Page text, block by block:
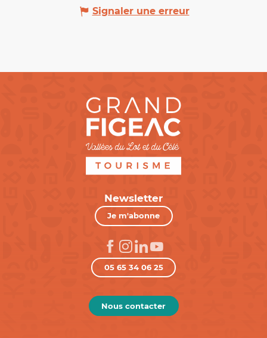
Signaler une erreur
Newsletter
Je m'abonne
05 65 34 06 25
Nous contacter